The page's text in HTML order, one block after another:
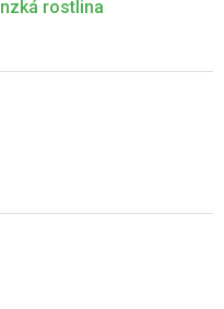
nzká rostlina